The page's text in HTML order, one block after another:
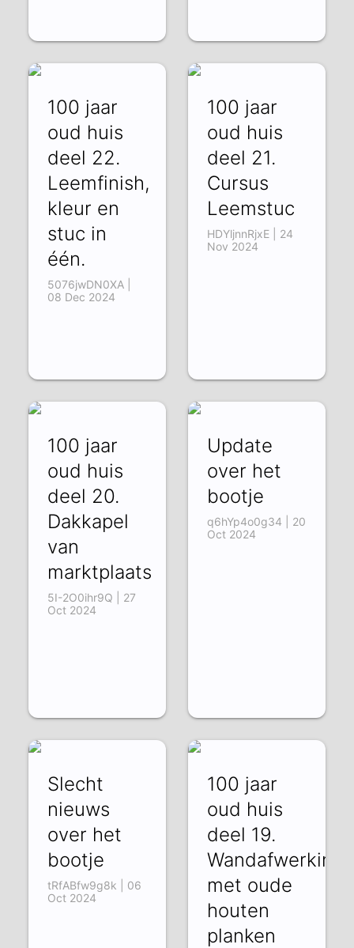
100 jaar
oud huis
deel 22.
Leemfinish,
kleur en
stuc in
één.
5076jwDN0XA |
08 Dec 2024
100 jaar
oud huis
deel 21.
Cursus
Leemstuc
HDYljnnRjxE | 24
Nov 2024
100 jaar
oud huis
deel 20.
Dakkapel
van
marktplaats
5I-2O0ihr9Q | 27
Oct 2024
Update
over het
bootje
q6hYp4o0g34 | 20
Oct 2024
Slecht
nieuws
over het
bootje
tRfABfw9g8k | 06
Oct 2024
100 jaar
oud huis
deel 19.
Wandafwerking
met oude
houten
planken